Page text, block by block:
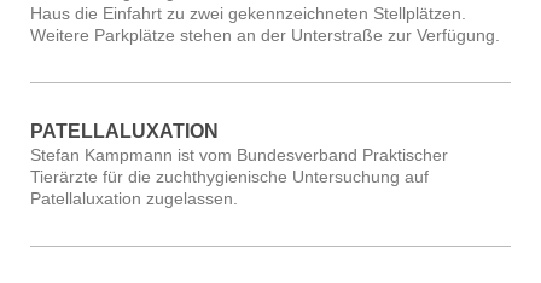
Haus die Einfahrt zu zwei gekennzeichneten Stellplätzen.
Weitere Parkplätze stehen an der Unterstraße zur Verfügung.
PATELLALUXATION
Stefan Kampmann ist vom Bundesverband Praktischer
Tierärzte für die zuchthygienische Untersuchung auf
Patellaluxation zugelassen.